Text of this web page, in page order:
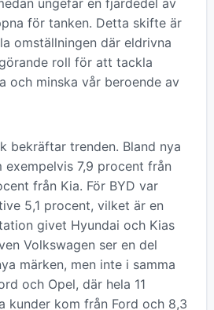
för tanken. Detta skifte är
omställningen där eldrivna
roll för att tackla
och minska vår beroende av
bekräftar trenden. Bland nya
exempelvis 7,9 procent från
från Kia. För BYD var
5,1 procent, vilket är en
givet Hyundai och Kias
Volkswagen ser en del
märken, men inte i samma
och Opel, där hela 11
kunder kom från Ford och 8,3